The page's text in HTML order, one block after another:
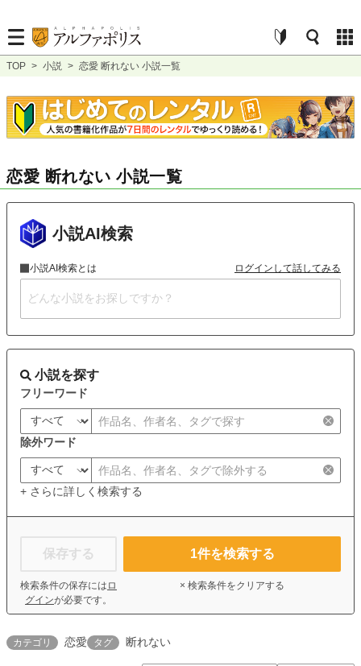
TOP > 小説 > 恋愛 断れない 小説一覧
恋愛 断れない 小説一覧
小説AI検索
小説AI検索とは ログインして話してみる
小説を探す
フリーワード
除外ワード
+ さらに詳しく検索する
保存する
検索条件の保存には ロ
グインが必要です。
1件を検索する
× 検索条件をクリアする
カテゴリ 恋愛 タグ 断れない